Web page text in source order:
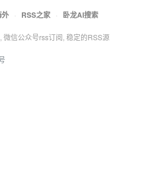
· RSS之家 · 卧龙AI搜索
微信公众号rss订阅, 稳定的RSS源